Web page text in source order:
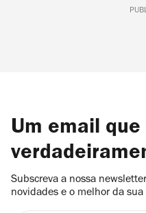
Um email que
Subscreva a nossa
novidades e o melhor da sua